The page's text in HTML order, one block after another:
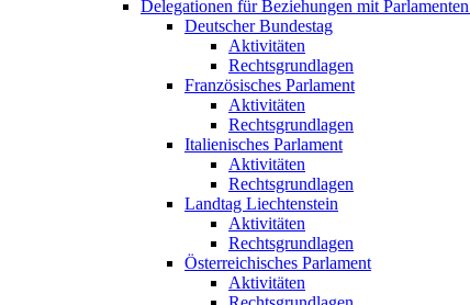
Delegationen für Beziehungen mit
Deutscher Bundestag
Aktivitäten
Rechtsgrundlagen
Französisches Parlament
Aktivitäten
Rechtsgrundlagen
Italienisches Parlament
Aktivitäten
Rechtsgrundlagen
Landtag Liechtenstein
Aktivitäten
Rechtsgrundlagen
Österreichisches Parlament
Aktivitäten